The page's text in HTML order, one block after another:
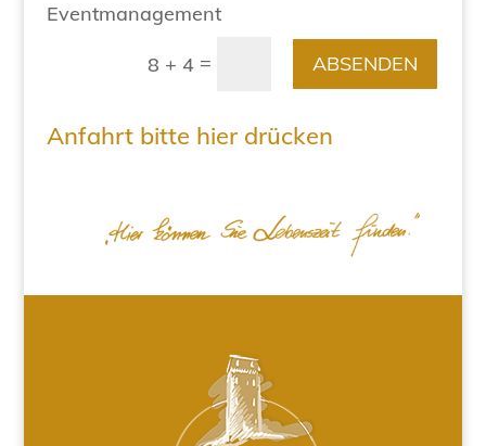
Eventmanagement
8 + 4 = ABSENDEN
Anfahrt bitte hier drücken